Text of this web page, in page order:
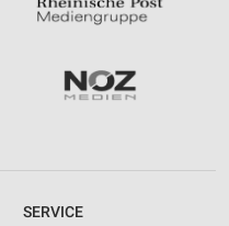
SERVICE